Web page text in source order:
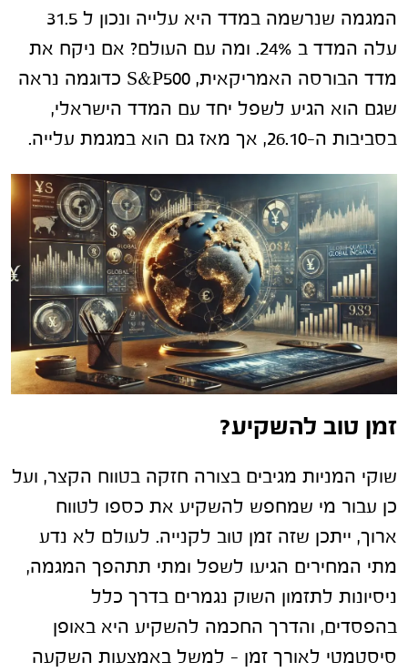
המגמה שנרשמה במדד היא עלייה ונכון ל 31.5
עלה המדד ב 24%. ומה עם העולם? אם ניקח את
מדד הבורסה האמריקאית, S&P500 כדוגמה נראה
שגם הוא הגיע לשפל יחד עם המדד הישראלי,
בסביבות ה-26.10, אך מאז גם הוא במגמת עלייה.
זמן טוב להשקיע?
שוקי המניות מגיבים בצורה חזקה בטווח הקצר, ועל
כן עבור מי שמחפש להשקיע את כספו לטווח
ארוך, ייתכן שזה זמן טוב לקנייה. לעולם לא נדע
מתי המחירים הגיעו לשפל ומתי תתהפך המגמה,
ניסיונות לתזמון השוק נגמרים בדרך כלל
בהפסדים, והדרך החכמה להשקיע היא באופן
סיסטמטי לאורך זמן – למשל באמצעות השקעה